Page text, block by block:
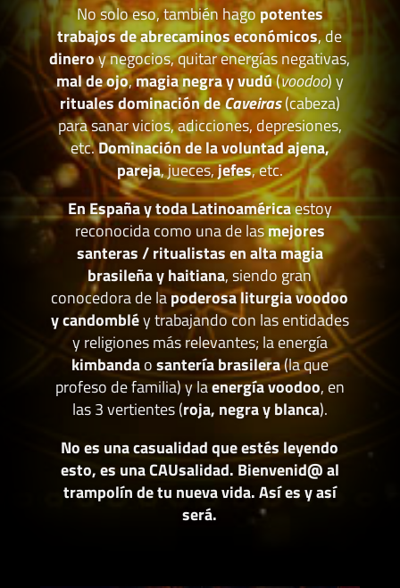
No solo eso, también hagopotentes
trabajos de abrecaminos económicos, de
dineroy negocios, quitar energías negativas,
mal de ojo,magia negra y vudú(voodoo) y
rituales dominación deCaveiras(cabeza)
para sanar vicios, adicciones, depresiones,
etc.Dominación de la voluntad ajena,
pareja, jueces,jefes, etc.
En España y toda Latinoaméricaestoy
reconocida como una de lasmejores
santeras / ritualistas en alta magia
brasileña y haitiana, siendo gran
conocedora de lapoderosa liturgia voodoo
y candombléy trabajando con las entidades
y religiones más relevantes; la energía
kimbandaosantería brasilera(la que
profeso de familia) y laenergía voodoo, en
las 3 vertientes (roja, negra y blanca).
No es una casualidad que estés leyendo
esto, es una CAUsalidad. Bienvenid@ al
trampolín de tu nueva vida. Así es y así
será.